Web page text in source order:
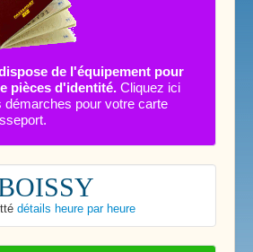
de l'équipement pour
pièces d'identité. Cliquez ici
démarches pour votre carte
détails heure par heure